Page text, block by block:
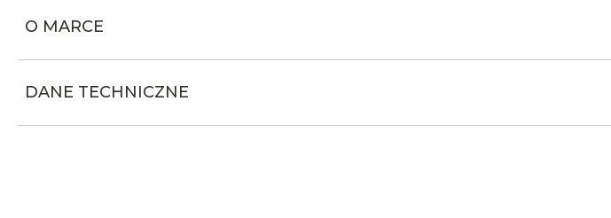
O MARCE
DANE TECHNICZNE